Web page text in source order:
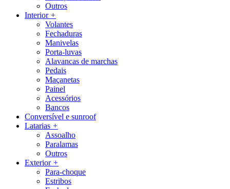
Outros
Interior +
Volantes
Fechaduras
Manivelas
Porta-luvas
Alavancas de marchas
Pedais
Maçanetas
Painel
Acessórios
Bancos
Conversível e sunroof
Latarias +
Assoalho
Paralamas
Outros
Exterior +
Para-choque
Estribos